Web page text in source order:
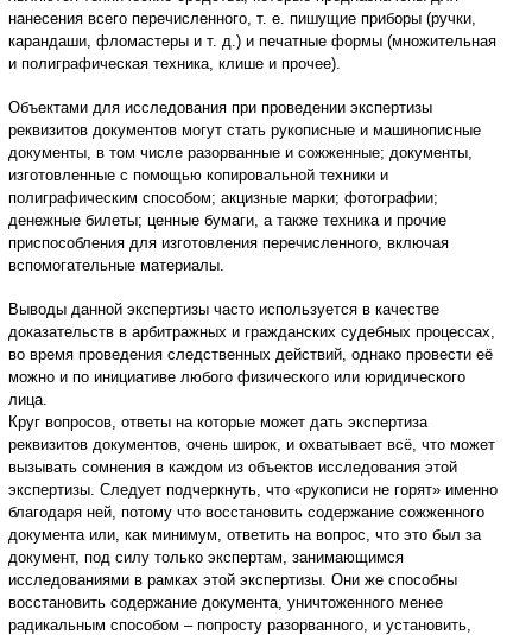
нанесения всего перечисленного, т. е. пишущие приборы (ручки,
карандаши, фломастеры и т. д.) и печатные формы (множительная
и полиграфическая техника, клише и прочее).
Объектами для исследования при проведении экспертизы
реквизитов документов могут стать рукописные и машинописные
документы, в том числе разорванные и сожженные; документы,
изготовленные с помощью копировальной техники и
полиграфическим способом; акцизные марки; фотографии;
денежные билеты; ценные бумаги, а также техника и прочие
приспособления для изготовления перечисленного, включая
вспомогательные материалы.
Выводы данной экспертизы часто используется в качестве
доказательств в арбитражных и гражданских судебных процессах,
во время проведения следственных действий, однако провести её
можно и по инициативе любого физического или юридического
лица.
Круг вопросов, ответы на которые может дать экспертиза
реквизитов документов, очень широк, и охватывает всё, что может
вызывать сомнения в каждом из объектов исследования этой
экспертизы. Следует подчеркнуть, что «рукописи не горят» именно
благодаря ней, потому что восстановить содержание сожженного
документа или, как минимум, ответить на вопрос, что это был за
документ, под силу только экспертам, занимающимся
исследованиями в рамках этой экспертизы. Они же способны
восстановить содержание документа, уничтоженного менее
радикальным способом – попросту разорванного, и установить,